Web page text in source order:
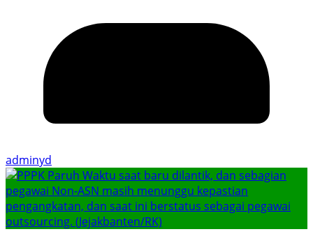
adminyd